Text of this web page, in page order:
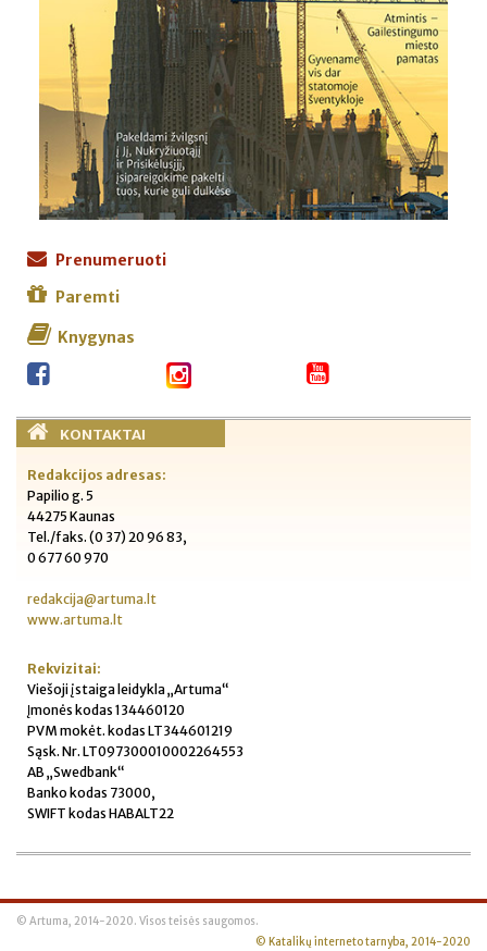
Prenumeruoti
Paremti
Knygynas
KONTAKTAI
Redakcijos adresas:
Papilio g. 5
44275 Kaunas
Tel./faks. (0 37) 20 96 83,
0 677 60 970
redakcija@artuma.lt
www.artuma.lt
Rekvizitai:
Viešoji įstaiga leidykla „Artuma“
Įmonės kodas 134460120
PVM mokėt. kodas LT344601219
Sąsk. Nr. LT097300010002264553
AB „Swedbank“
Banko kodas 73000,
SWIFT kodas HABALT22
© Artuma, 2014-2020. Visos teisės saugomos.
© Katalikų interneto tarnyba, 2014-2020